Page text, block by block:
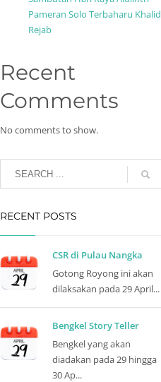
Pameran Solo Terbaharu Khalid
Rejab
Recent
Comments
No comments to show.
RECENT POSTS
CSR di Pulau Nangka
Gotong Royong ini akan
dilaksakan pada 29 April...
Bengkel Story Teller
Bengkel yang akan
diadakan pada 29 hingga
30 Ap...